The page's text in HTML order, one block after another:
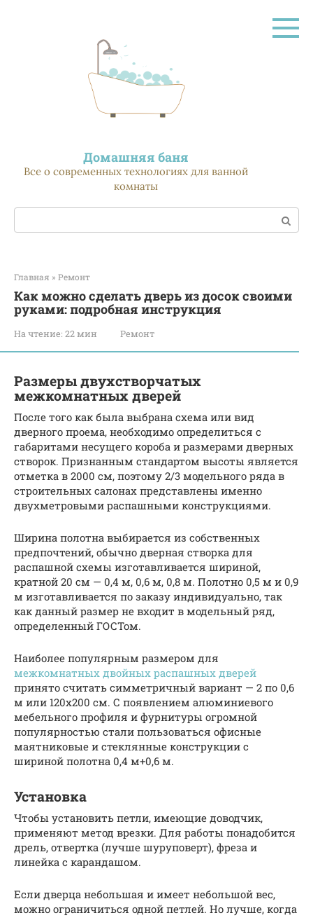
Домашняя баня
Все о современных технологиях для ванной
комнаты
Поиск:
Главная » Ремонт
Как можно сделать дверь из досок своими
руками: подробная инструкция
На чтение: 22 мин Ремонт
Размеры двухстворчатых
межкомнатных дверей
После того как была выбрана схема или вид
дверного проема, необходимо определиться с
габаритами несущего короба и размерами дверных
створок. Признанным стандартом высоты является
отметка в 2000 см, поэтому 2/3 модельного ряда в
строительных салонах представлены именно
двухметровыми распашными конструкциями.
Ширина полотна выбирается из собственных
предпочтений, обычно дверная створка для
распашной схемы изготавливается шириной,
кратной 20 см — 0,4 м, 0,6 м, 0,8 м. Полотно 0,5 м и 0,9
м изготавливается по заказу индивидуально, так
как данный размер не входит в модельный ряд,
определенный ГОСТом.
Наиболее популярным размером для
межкомнатных двойных распашных дверей
принято считать симметричный вариант — 2 по 0,6
м или 120х200 см. С появлением алюминиевого
мебельного профиля и фурнитуры огромной
популярностью стали пользоваться офисные
маятниковые и стеклянные конструкции с
шириной полотна 0,4 м+0,6 м.
Установка
Чтобы установить петли, имеющие доводчик,
применяют метод врезки. Для работы понадобится
дрель, отвертка (лучше шуруповерт), фреза и
линейка с карандашом.
Если дверца небольшая и имеет небольшой вес,
можно ограничиться одной петлей. Но лучше, когда